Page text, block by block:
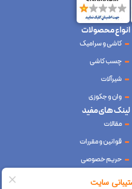
انواع محصولات
کاشی و سرامیک
چسب کاشی
شیرآلات
وان و جکوزی
لینک های مفید
مقالات
قوانین و مقررات
حریم خصوصی
سوالات متداول